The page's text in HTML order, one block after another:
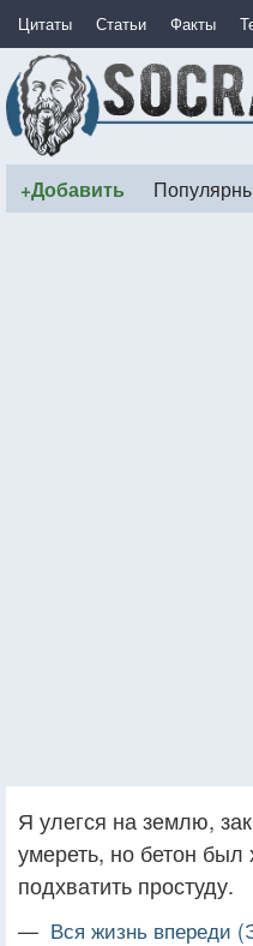
Цитаты Статьи Факты
+Добавить
Я улегся на землю,
умереть, но бетон
подхватить простуду.
— Вся жизнь впереди